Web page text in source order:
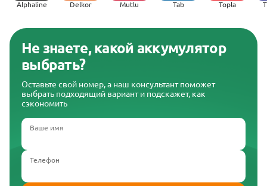
Alphaline Delkor Mutlu Tab Topla
Не знаете, какой аккумулятор
выбрать?
Оставьте свой номер, а наш консультант поможет
выбрать подходящий вариант и подскажет, как
сэкономить
Ваше имя
Телефон